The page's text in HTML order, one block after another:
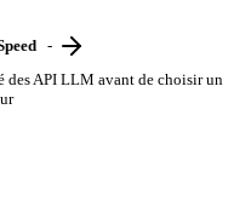
-
des API LLM avant de choisir un